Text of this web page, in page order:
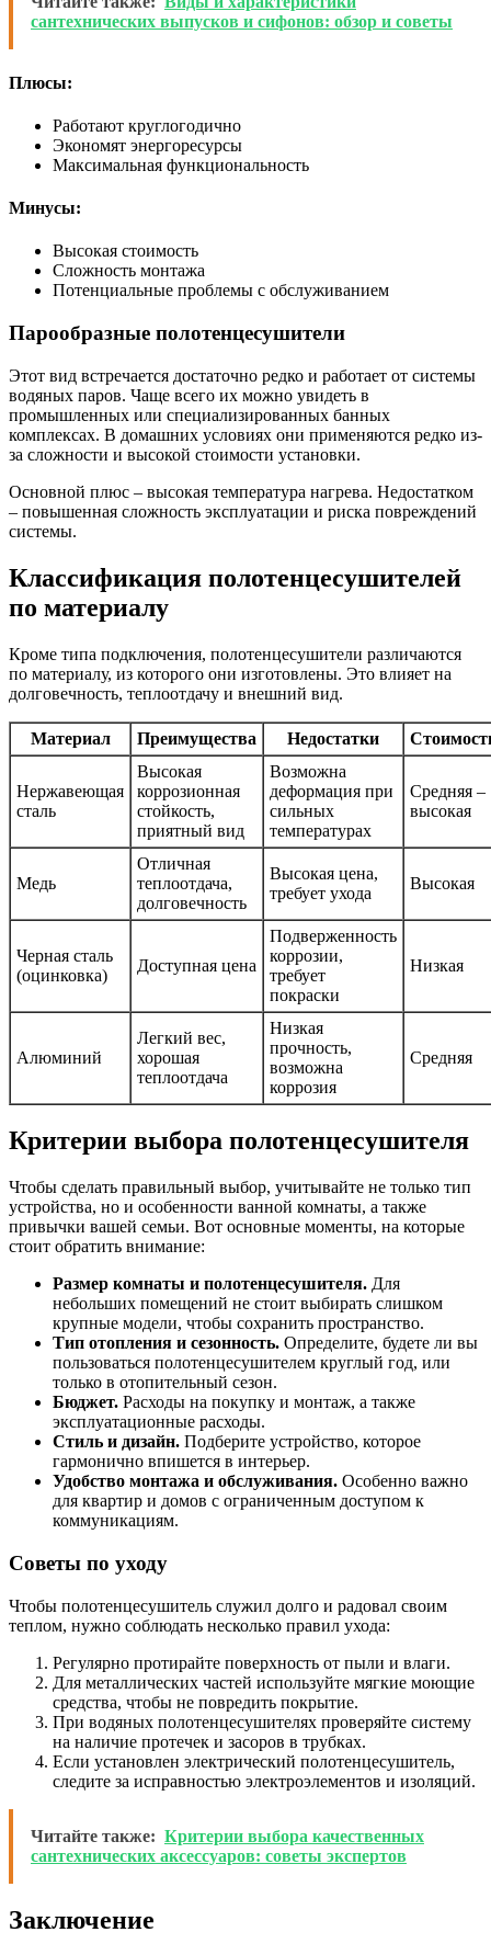
сантехнических выпусков и сифонов: обзор и советы
Плюсы:
Работают круглогодично
Экономят энергоресурсы
Максимальная функциональность
Минусы:
Высокая стоимость
Сложность монтажа
Потенциальные проблемы с обслуживанием
Парообразные полотенцесушители
Этот вид встречается достаточно редко и работает от системы
водяных паров. Чаще всего их можно увидеть в
промышленных или специализированных банных
комплексах. В домашних условиях они применяются редко из-
за сложности и высокой стоимости установки.
Основной плюс – высокая температура нагрева. Недостатком
– повышенная сложность эксплуатации и риска повреждений
системы.
Классификация полотенцесушителей
по материалу
Кроме типа подключения, полотенцесушители различаются
по материалу, из которого они изготовлены. Это влияет на
долговечность, теплоотдачу и внешний вид.
Материал Преимущества Недостатки
Нержавеющая
сталь
Высокая
коррозионная
стойкость,
приятный вид
Возможна
деформация при
сильных
температурах
Средняя –
высокая
Медь
Отличная
теплоотдача,
долговечность
Высокая цена,
требует ухода
Высокая
Черная сталь
(оцинковка)
Доступная цена
Подверженность
коррозии,
требует
покраски
Низкая
Алюминий
Легкий вес,
хорошая
теплоотдача
Низкая
прочность,
возможна
коррозия
Средняя
Критерии выбора полотенцесушителя
Чтобы сделать правильный выбор, учитывайте не только тип
устройства, но и особенности ванной комнаты, а также
привычки вашей семьи. Вот основные моменты, на которые
стоит обратить внимание:
Размер комнаты и полотенцесушителя. Для
небольших помещений не стоит выбирать слишком
крупные модели, чтобы сохранить пространство.
Тип отопления и сезонность. Определите, будете ли вы
пользоваться полотенцесушителем круглый год, или
только в отопительный сезон.
Бюджет. Расходы на покупку и монтаж, а также
эксплуатационные расходы.
Стиль и дизайн. Подберите устройство, которое
гармонично впишется в интерьер.
Удобство монтажа и обслуживания. Особенно важно
для квартир и домов с ограниченным доступом к
коммуникациям.
Советы по уходу
Чтобы полотенцесушитель служил долго и радовал своим
теплом, нужно соблюдать несколько правил ухода:
Регулярно протирайте поверхность от пыли и влаги.
Для металлических частей используйте мягкие моющие
средства, чтобы не повредить покрытие.
При водяных полотенцесушителях проверяйте систему
на наличие протечек и засоров в трубках.
Если установлен электрический полотенцесушитель,
следите за исправностью электроэлементов и изоляций.
Читайте также: Критерии выбора качественных
сантехнических аксессуаров: советы экспертов
Заключение